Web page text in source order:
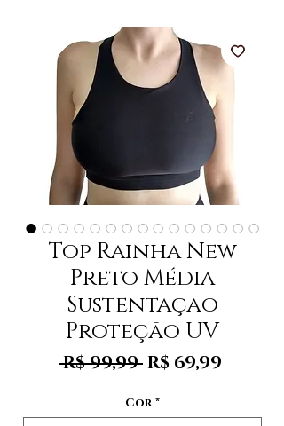
Top Rainha New
Preto Média
Sustentação
Proteção UV
R$ 99,99 Preço
R$ 69,99
Cor *